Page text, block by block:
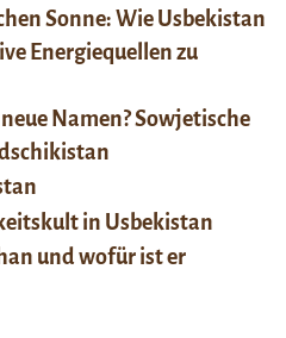
Sonne: Wie Usbekistan
Energiequellen zu
Namen? Sowjetische
in Usbekistan
und wofür ist er